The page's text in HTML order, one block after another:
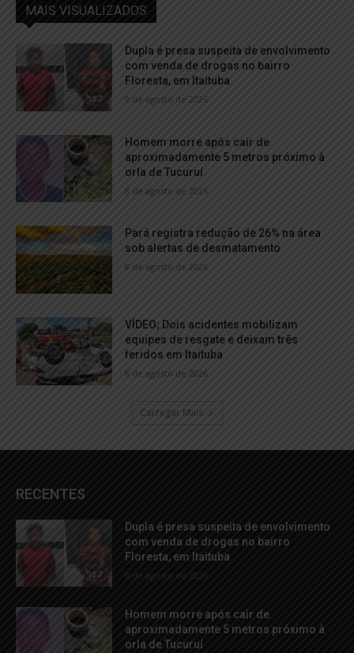
MAIS VISUALIZADOS
Dupla é presa suspeita de envolvimento
com venda de drogas no bairro
Floresta, em Itaituba
9 de agosto de 2026
Homem morre após cair de
aproximadamente 5 metros próximo à
orla de Tucuruí
8 de agosto de 2026
Pará registra redução de 26% na área
sob alertas de desmatamento
8 de agosto de 2026
VÍDEO; Dois acidentes mobilizam
equipes de resgate e deixam três
feridos em Itaituba
8 de agosto de 2026
Carregar Mais
RECENTES
Dupla é presa suspeita de envolvimento
com venda de drogas no bairro
Floresta, em Itaituba
9 de agosto de 2026
Homem morre após cair de
aproximadamente 5 metros próximo à
orla de Tucuruí